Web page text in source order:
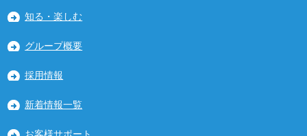
知る・楽しむ
グループ概要
採用情報
新着情報一覧